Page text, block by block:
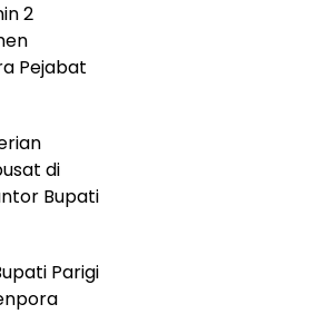
2
Pejabat
di
Bupati
Parigi